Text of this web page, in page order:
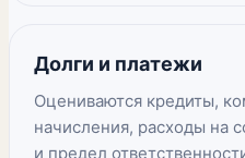
Долги и платежи
Оцениваются кредиты,
начисления, расходы на
и предел